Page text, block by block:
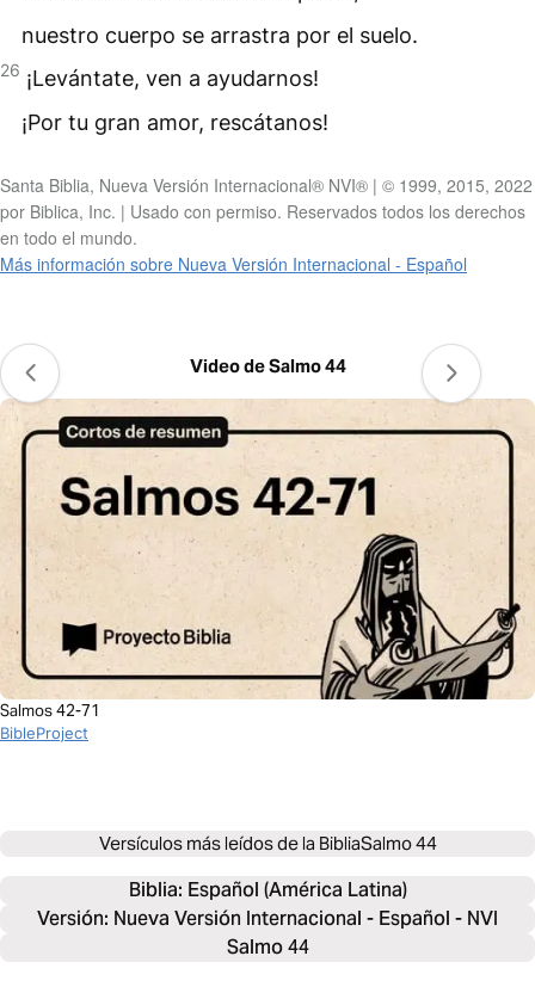
nuestro cuerpo se arrastra por el suelo.
26 ¡Levántate, ven a ayudarnos!
¡Por tu gran amor, rescátanos!
Santa Biblia, Nueva Versión Internacional® NVI® | © 1999, 2015, 2022
por Biblica, Inc. | Usado con permiso. Reservados todos los derechos
en todo el mundo.
Más información sobre Nueva Versión Internacional - Español
Video de Salmo 44
Salmos 42-71
BibleProject
Versículos más leídos de la BibliaSalmo 44
Biblia: Español (América Latina)
Versión: Nueva Versión Internacional - Español - NVI
Salmo 44